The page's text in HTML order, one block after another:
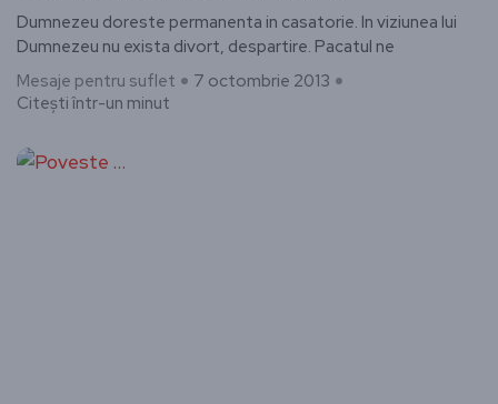
Dumnezeu doreste permanenta in casatorie. In viziunea lui
Dumnezeu nu exista divort, despartire. Pacatul ne
Mesaje pentru suflet
7 octombrie 2013
Citești într-un minut